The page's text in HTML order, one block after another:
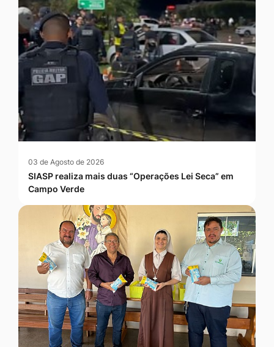
03 de Agosto de 2026
SIASP realiza mais duas “Operações Lei Seca” em
Campo Verde